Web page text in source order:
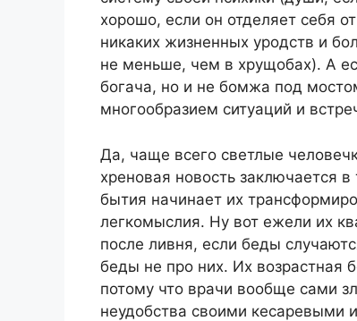
хорошо, если он отделяет себя
никаких жизненных уродств и
не меньше, чем в хрущобах). А
богача, но и не бомжа под
многообразием ситуаций и
Да, чаще всего светлые
хреновая новость заключается
бытия начинает их
легкомыслия. Ну вот ежели их
после ливня, если беды
беды не про них. Их возрастная
потому что врачи вообще сами
неудобства своими кесаревыми